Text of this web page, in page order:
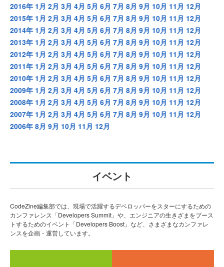
2016年 1月 2月 3月 4月 5月 6月 7月 8月 9月 10月 11月 12月
2015年 1月 2月 3月 4月 5月 6月 7月 8月 9月 10月 11月 12月
2014年 1月 2月 3月 4月 5月 6月 7月 8月 9月 10月 11月 12月
2013年 1月 2月 3月 4月 5月 6月 7月 8月 9月 10月 11月 12月
2012年 1月 2月 3月 4月 5月 6月 7月 8月 9月 10月 11月 12月
2011年 1月 2月 3月 4月 5月 6月 7月 8月 9月 10月 11月 12月
2010年 1月 2月 3月 4月 5月 6月 7月 8月 9月 10月 11月 12月
2009年 1月 2月 3月 4月 5月 6月 7月 8月 9月 10月 11月 12月
2008年 1月 2月 3月 4月 5月 6月 7月 8月 9月 10月 11月 12月
2007年 1月 2月 3月 4月 5月 6月 7月 8月 9月 10月 11月 12月
2006年 8月 9月 10月 11月 12月
イベント
CodeZine編集部では、現場で活躍するデベロッパーをスターにするための
カンファレンス「Developers Summit」や、エンジニアの生きざまをブース
トするためのイベント「Developers Boost」など、さまざまなカンファレ
ンスを企画・運営しています。